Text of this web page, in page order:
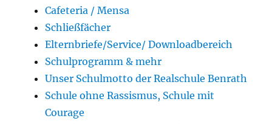
Cafeteria / Mensa
Schließfächer
Elternbriefe/Service/ Downloadbereich
Schulprogramm & mehr
Unser Schulmotto der Realschule Benrath
Schule ohne Rassismus, Schule mit
Courage